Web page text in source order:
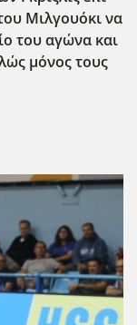
Μιλγουόκι να
του αγώνα και
μόνος τους